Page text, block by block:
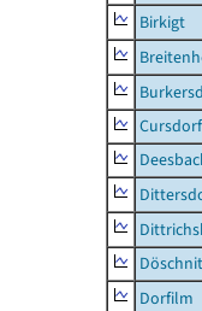
Birkigt
Cursdorf
Dorfilm